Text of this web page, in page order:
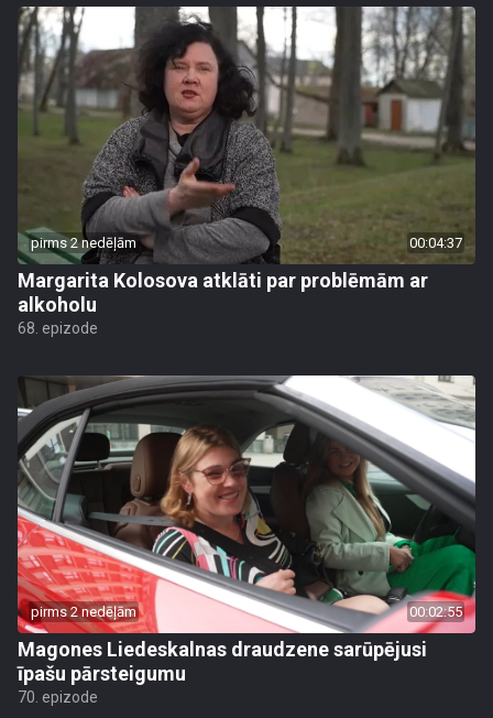
pirms 2 nedēļām 00:04:37
Margarita Kolosova atklāti par problēmām ar
alkoholu
68. epizode
pirms 2 nedēļām 00:02:55
Magones Liedeskalnas draudzene sarūpējusi
īpašu pārsteigumu
70. epizode